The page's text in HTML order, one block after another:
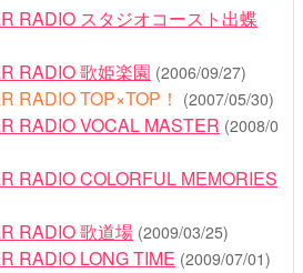
RADIO スタジオコースト出蝶
RADIO 歌姫楽園 (2006/09/27)
RADIO TOP×TOP！ (2007/05/30)
RADIO VOCAL MASTER (2008/0
RADIO COLORFUL MEMORIES
RADIO 歌道場 (2009/03/25)
RADIO LONG TIME (2009/07/01)